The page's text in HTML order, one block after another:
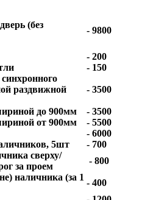
(без
- 9800
- 200
- 150
раздвижной
- 3500
до 900мм
- 3500
от 900мм
- 5500
- 6000
5шт
- 700
сверху/
за проем
- 800
наличника (за 1
- 400